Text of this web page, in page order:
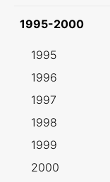
1995-2000
1995
1996
1997
1998
1999
2000